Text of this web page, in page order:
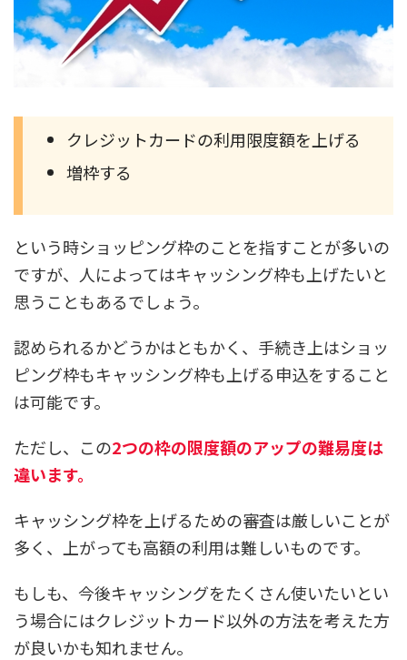
クレジットカードの利用限度額を上げる
増枠する
という時ショッピング枠のことを指すことが多いの
ですが、人によってはキャッシング枠も上げたいと
思うこともあるでしょう。
認められるかどうかはともかく、 手続き上はショッ
ピング枠もキャッシング枠も上げる申込をすること
は可能です。
ただし、この2つの枠の限度額のアップの難易度は
違います。
キャッシング枠を上げるための審査は厳しいことが
多く、上がっても高額の利用は難しいものです。
もしも、今後キャッシングをたくさん使いたいとい
う場合にはクレジットカード以外の方法を考えた方
が良いかも知れません。